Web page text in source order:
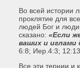
Во всей истории
проклятие для
людей Бог и
сказано: «Если
ваших и иглами
6:8; Иер.4:3;
Все эти тернии и